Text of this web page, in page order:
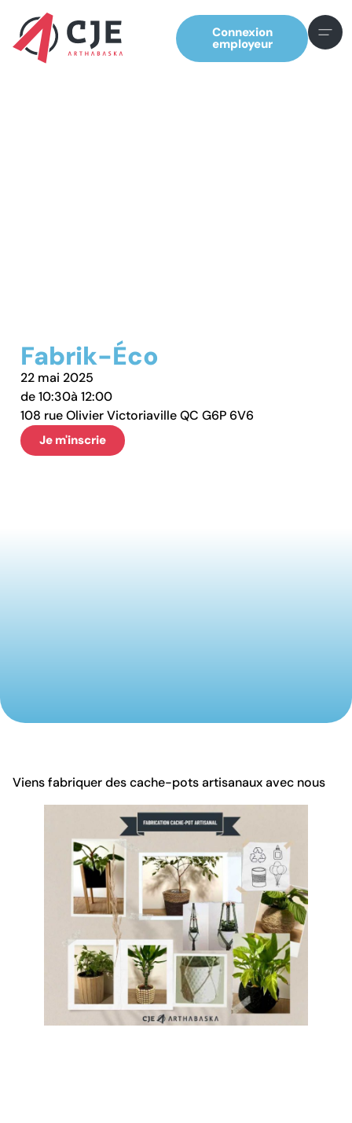
Connexion
employeur
Fabrik-Éco
22 mai 2025
de 10:30à 12:00
108 rue Olivier Victoriaville QC G6P 6V6
Je m'inscrie
Viens fabriquer des cache-pots artisanaux avec nous